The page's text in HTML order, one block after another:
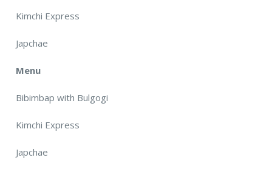
Kimchi Express
Japchae
Menu
Bibimbap with Bulgogi
Kimchi Express
Japchae